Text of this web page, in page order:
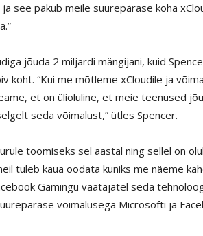
see pakub meile suurepärase koha
jõuda 2 miljardi mängijani, kuid
koht. “Kui me mõtleme xCloudile ja
et on ülioluline, et meie teenused
seda võimalust,” ütles Spencer.
toomiseks sel aastal ning sellel on
tuleb kaua oodata kuniks me näeme
Gamingu vaatajatel seda
võimalusega Microsofti ja